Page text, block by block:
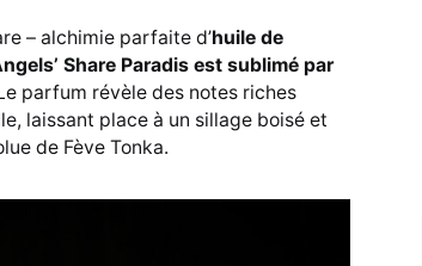
– alchimie parfaite d’huile de
Share Paradis est sublimé par
parfum révèle des notes riches
laissant place à un sillage boisé et
de Fève Tonka.